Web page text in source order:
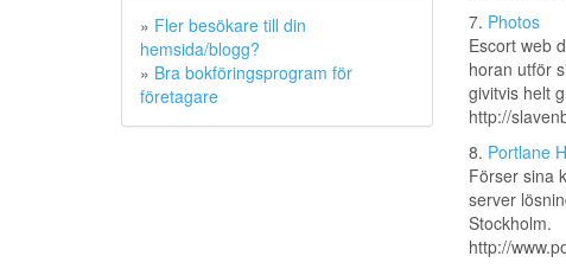
» Fler besökare till din
hemsida/blogg?
» Bra bokföringsprogram för
företagare
7. Photos
Escort web
horan utför
givitvis helt
http://
8. Portlane
Förser sina
server
Stockholm.
http://